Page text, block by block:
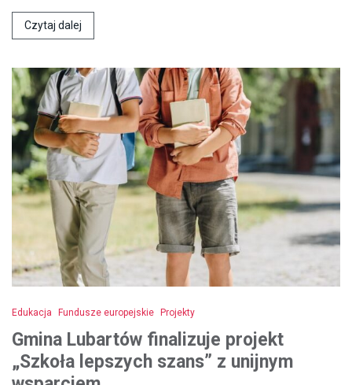
Czytaj dalej
Edukacja Fundusze europejskie Projekty
Gmina Lubartów finalizuje projekt
„Szkoła lepszych szans” z unijnym